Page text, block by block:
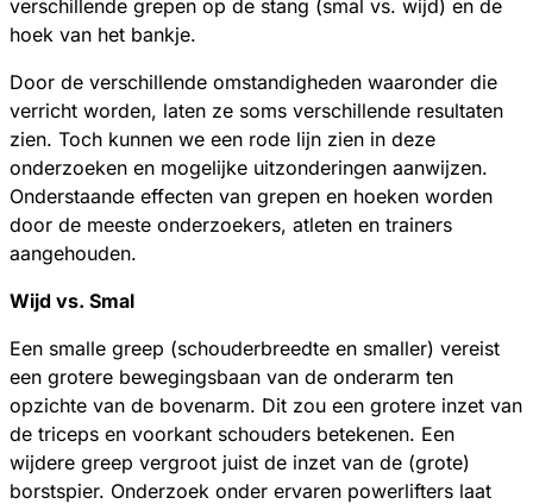
verschillende grepen op de stang (smal vs. wijd) en de
hoek van het bankje.
Door de verschillende omstandigheden waaronder die
verricht worden, laten ze soms verschillende resultaten
zien. Toch kunnen we een rode lijn zien in deze
onderzoeken en mogelijke uitzonderingen aanwijzen.
Onderstaande effecten van grepen en hoeken worden
door de meeste onderzoekers, atleten en trainers
aangehouden.
Wijd vs. Smal
Een smalle greep (schouderbreedte en smaller) vereist
een grotere bewegingsbaan van de onderarm ten
opzichte van de bovenarm. Dit zou een grotere inzet van
de triceps en voorkant schouders betekenen. Een
wijdere greep vergroot juist de inzet van de (grote)
borstspier. Onderzoek onder ervaren powerlifters laat